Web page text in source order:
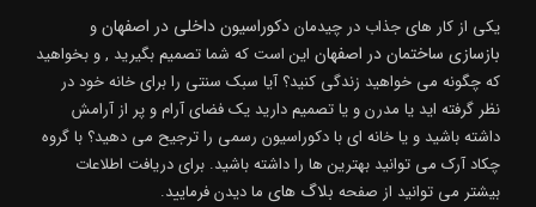
یکی از کار های جذاب در چیدماندکوراسیون داخلی در اصفهانو
بازسازی ساختمان در اصفهان این است که شما تصمیم بگیرید , و بخواهید
که چگونه می خواهید زندگی کنید؟ آیا سبک سنتی را برای خانه خود در
نظر گرفته اید یا مدرن و یا تصمیم دارید یک فضای آرام و پر از آرامش
داشته باشید و یا خانه ای با دکوراسیون رسمی را ترجیح می دهید؟ با گروه
چکاد آرک می توانید بهترین ها را داشته باشید. برای دریافت اطلاعات
بیشتر می توانید از صفحه بلاگ های ما دیدن فرمایید.